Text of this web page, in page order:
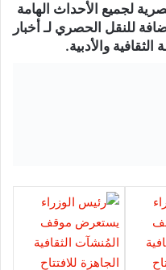
لجميع الأحداث الهامة
للنقل الحصري لـ أخبار
والأدبية.